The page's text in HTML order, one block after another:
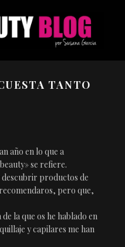
TANTO
año en lo que a
se refiere.
descubrir productos de
pero que,
la que os he hablado en
y capilares me han